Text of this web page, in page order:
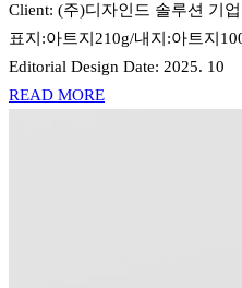
Client: (주)디자인드 솔루션 기
표지:아트지210g/내지:아트지
Editorial Design Date: 2025. 10
READ MORE